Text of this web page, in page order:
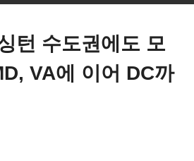
2조 5천억달러 올려 2023년초까
턴 수도권에도 모
VA에 이어 DC까